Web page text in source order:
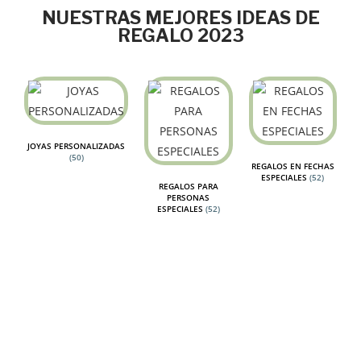
NUESTRAS MEJORES IDEAS DE
REGALO 2023
JOYAS PERSONALIZADAS
(50)
REGALOS PARA
PERSONAS
ESPECIALES (52)
REGALOS EN FECHAS
ESPECIALES(52)